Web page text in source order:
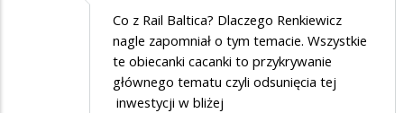
Co z Rail Baltica? Dlaczego Renkiewicz
nagle zapomniał o tym temacie. Wszystkie
te obiecanki cacanki to przykrywanie
głównego tematu czyli odsunięcia tej
inwestycji w bliżej